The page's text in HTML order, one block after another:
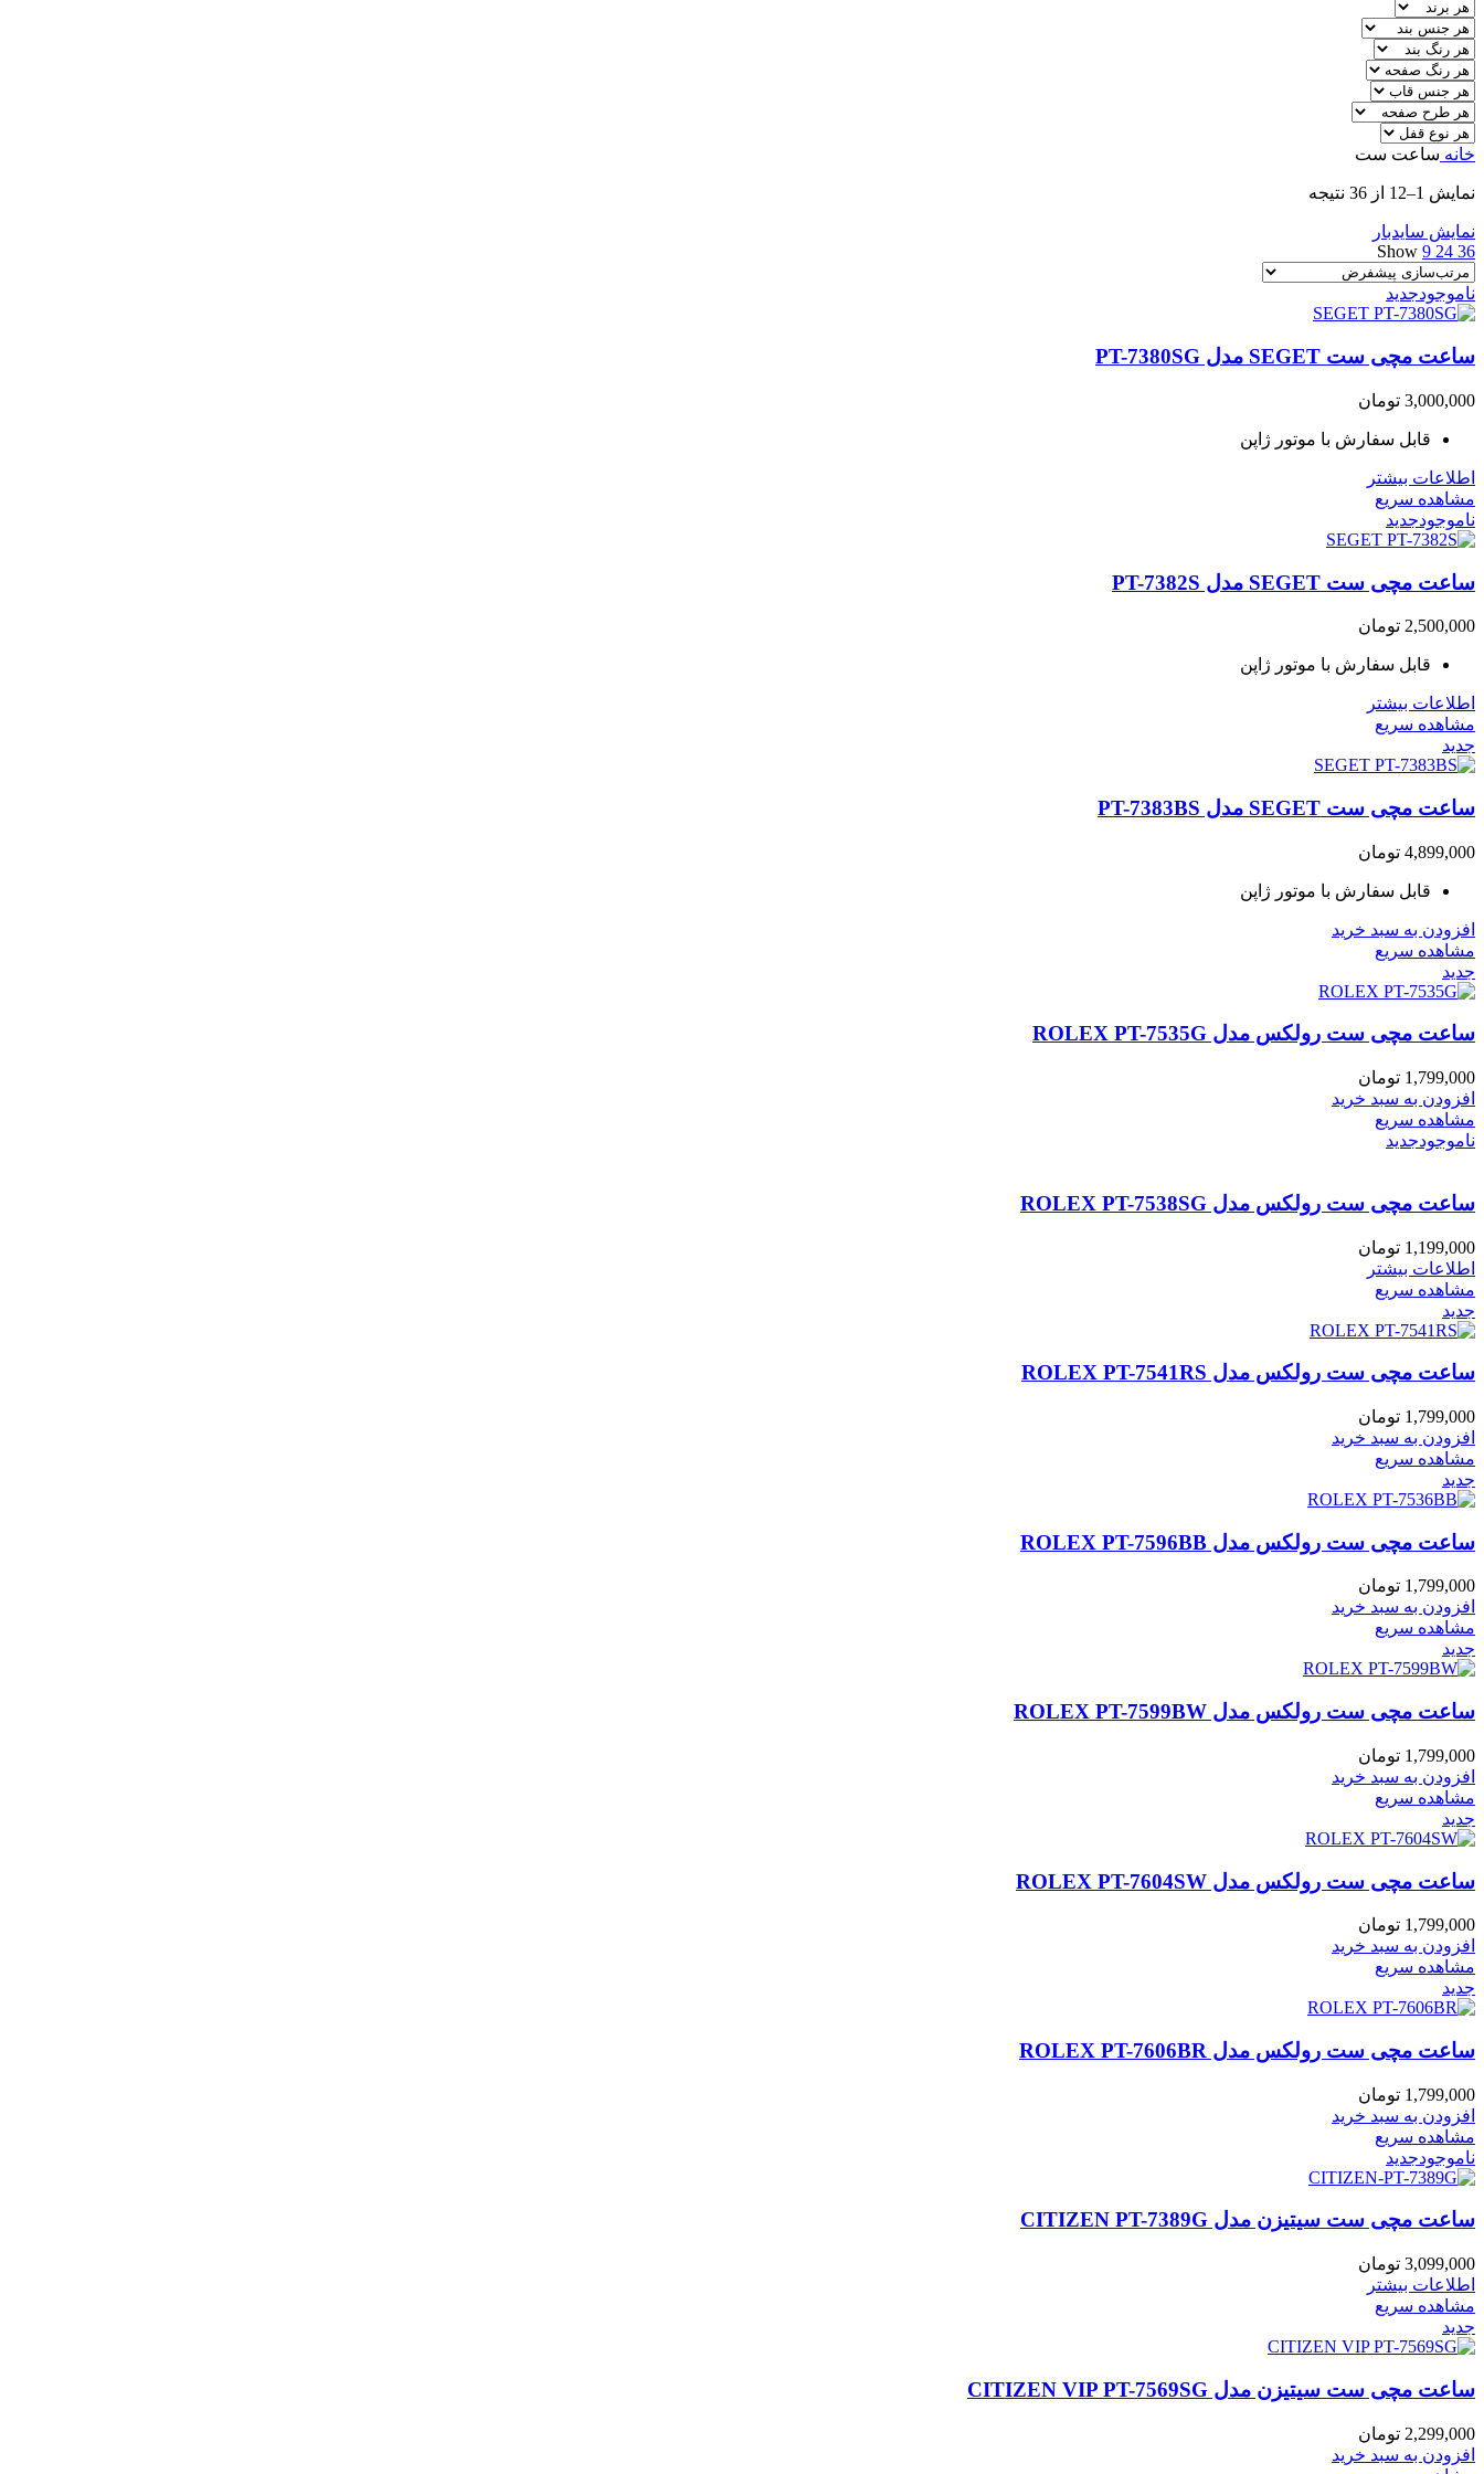
خانه ساعت ست
نمایش 1–12 از 36 نتیجه
نمایش سایدبار
Show 9 24 36
ناموجودجدید
ساعت مچی ست SEGET مدل PT-7380SG
3,000,000 تومان
قابل سفارش با موتور ژاپن
اطلاعات بیشتر
مشاهده سریع
ناموجودجدید
ساعت مچی ست SEGET مدل PT-7382S
2,500,000 تومان
قابل سفارش با موتور ژاپن
اطلاعات بیشتر
مشاهده سریع
جدید
ساعت مچی ست SEGET مدل PT-7383BS
4,899,000 تومان
قابل سفارش با موتور ژاپن
افزودن به سبد خرید
مشاهده سریع
جدید
ساعت مچی ست رولکس مدل ROLEX PT-7535G
1,799,000 تومان
افزودن به سبد خرید
مشاهده سریع
ناموجودجدید
ساعت مچی ست رولکس مدل ROLEX PT-7538SG
1,199,000 تومان
اطلاعات بیشتر
مشاهده سریع
جدید
ساعت مچی ست رولکس مدل ROLEX PT-7541RS
1,799,000 تومان
افزودن به سبد خرید
مشاهده سریع
جدید
ساعت مچی ست رولکس مدل ROLEX PT-7596BB
1,799,000 تومان
افزودن به سبد خرید
مشاهده سریع
جدید
ساعت مچی ست رولکس مدل ROLEX PT-7599BW
1,799,000 تومان
افزودن به سبد خرید
مشاهده سریع
جدید
ساعت مچی ست رولکس مدل ROLEX PT-7604SW
1,799,000 تومان
افزودن به سبد خرید
مشاهده سریع
جدید
ساعت مچی ست رولکس مدل ROLEX PT-7606BR
1,799,000 تومان
افزودن به سبد خرید
مشاهده سریع
ناموجودجدید
ساعت مچی ست سیتیزن مدل CITIZEN PT-7389G
3,099,000 تومان
اطلاعات بیشتر
مشاهده سریع
جدید
ساعت مچی ست سیتیزن مدل CITIZEN VIP PT-7569SG
2,299,000 تومان
افزودن به سبد خرید